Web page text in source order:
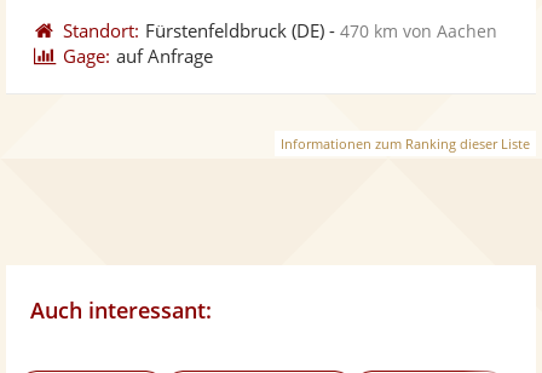
Standort: Fürstenfeldbruck (DE) -470 km von Aachen
Gage: auf Anfrage
Informationen zum Ranking dieser Liste
Auch interessant: